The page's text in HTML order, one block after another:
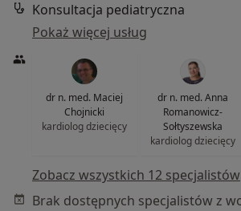
Konsultacja pediatryczna
Pokaż więcej usług
dr n. med. Maciej
Chojnicki
kardiolog dziecięcy
dr n. med. Anna
Romanowicz-
Sołtyszewska
kardiolog dziecięcy
Zobacz wszystkich 12 specjalistów